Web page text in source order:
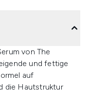
von The
und fettige
auf
die Hautstruktur